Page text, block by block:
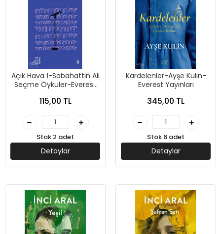
Açık Hava 1-Sabahattin Ali
Seçme Öyküler-Everest
115,00 TL
Stok 2 adet
Detaylar
Kardelenler-Ayşe Kulin-
Everest Yayınları
345,00 TL
Stok 6 adet
Detaylar